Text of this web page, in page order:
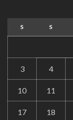
S S
3 4
10 11
17 18